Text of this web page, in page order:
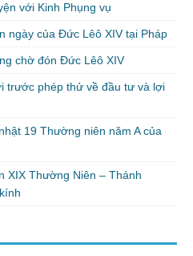
với Kinh Phụng vụ
ngày của Đức Lêô XIV tại Pháp
chờ đón Đức Lêô XIV
trước phép thử về đầu tư và lợi
19 Thường niên năm A của
XIX Thường Niên – Thánh